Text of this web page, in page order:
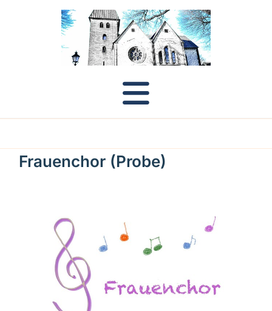
Frauenchor (Probe)